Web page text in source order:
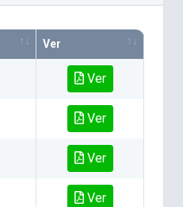
Ver
Ver
Ver
Ver
Ver